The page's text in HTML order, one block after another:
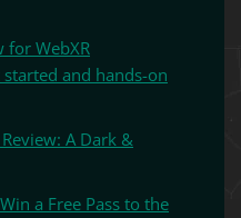
for WebXR
and hands-on
A Dark &
a Free Pass to the